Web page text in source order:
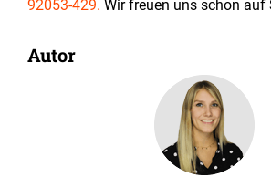
92053-429. Wir freuen uns schon auf
Autor